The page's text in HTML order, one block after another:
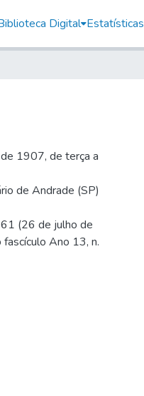
Digital Estatísticas
1907, de terça a
de Andrade (SP)
(26 de julho de
Ano 13, n.